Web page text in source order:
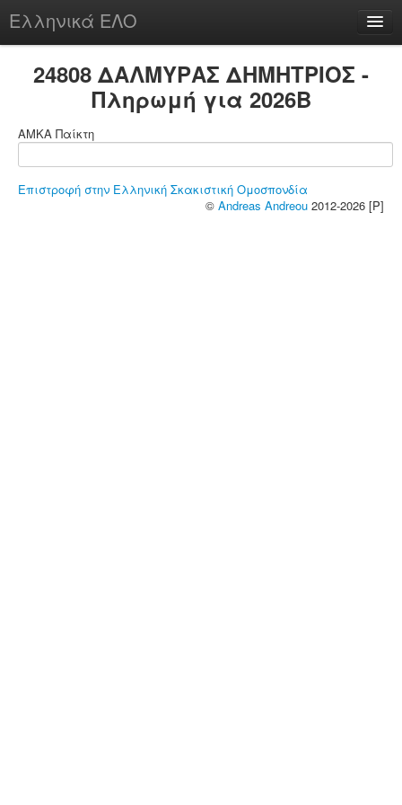
Ελληνικά ΕΛΟ
chesstu.be @ discord
24808 ΔΑΛΜΥΡΑΣ ΔΗΜΗΤΡΙΟΣ -
Πληρωμή για 2026B
ΑΜΚΑ Παίκτη
Επιστροφή στην Ελληνική Σκακιστική Ομοσπονδία
© Andreas Andreou 2012-2026 [P]